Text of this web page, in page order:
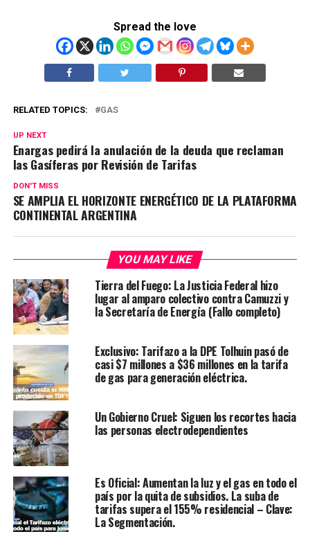
Spread the love
RELATED TOPICS: GAS
UP NEXT
Enargas pedirá la anulación de la deuda que reclaman
las Gasíferas por Revisión de Tarifas
DON'T MISS
SE AMPLIA EL HORIZONTE ENERGÉTICO DE LA PLATAFORMA
CONTINENTAL ARGENTINA
YOU MAY LIKE
Tierra del Fuego: La Justicia Federal hizo
lugar al amparo colectivo contra Camuzzi y
la Secretaría de Energía (Fallo completo)
Exclusivo: Tarifazo a la DPE Tolhuin pasó de
casi $7 millones a $36 millones en la tarifa
de gas para generación eléctrica.
Un Gobierno Cruel: Siguen los recortes hacia
las personas electrodependientes
Es Oficial: Aumentan la luz y el gas en todo el
país por la quita de subsidios. La suba de
tarifas supera el 155% residencial – Clave:
La Segmentación.